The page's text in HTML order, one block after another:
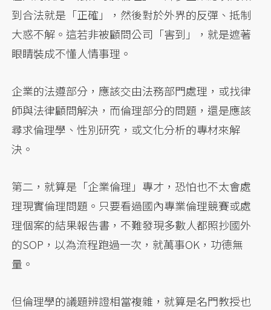
到合法就是「正確」，然後對於外界的反彈、抵制
大惑不解。這若非被顧問公司「害到」，就是遮著
眼睛裝成不懂人情事理。
企業的法遵部分，應該交由法務部門處理，或找律
師與法律顧問解決，而倫理部分的問題，還是應該
尋求倫理學、性別研究，或文化分析的專材來解
決。
第二，就算是「企業倫理」專才，恐怕也不太會處
理現實倫理問題。只要看過國內專業倫理競賽或處
理個案的結果報告書，不難發現多數人都照抄國外
的SOP，以為流程跑過一次，就萬事OK，功德無
量。
但倫理學的議題辨證相當複雜，就算是名門教授也